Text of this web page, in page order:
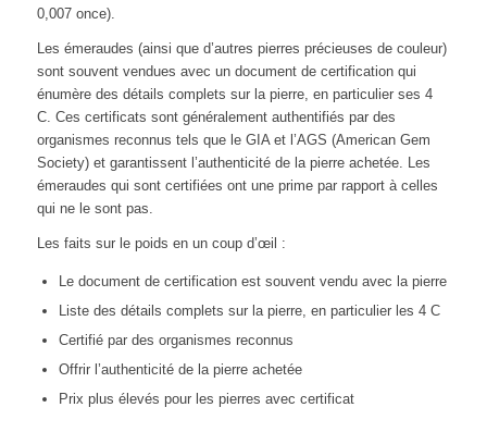
0,007 once).
Les émeraudes (ainsi que d’autres pierres précieuses de couleur)
sont souvent vendues avec un document de certification qui
énumère des détails complets sur la pierre, en particulier ses 4
C. Ces certificats sont généralement authentifiés par des
organismes reconnus tels que le GIA et l’AGS (American Gem
Society) et garantissent l’authenticité de la pierre achetée. Les
émeraudes qui sont certifiées ont une prime par rapport à celles
qui ne le sont pas.
Les faits sur le poids en un coup d’œil :
Le document de certification est souvent vendu avec la pierre
Liste des détails complets sur la pierre, en particulier les 4 C
Certifié par des organismes reconnus
Offrir l’authenticité de la pierre achetée
Prix plus élevés pour les pierres avec certificat